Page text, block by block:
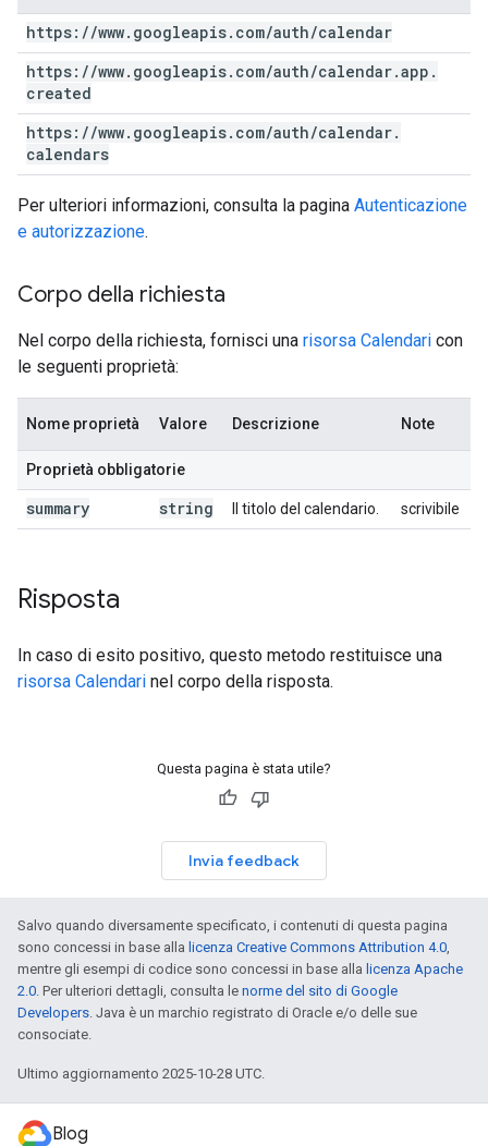
https: //www. googleapis. com/auth/calendar
https: //www. googleapis. com/auth/calendar.app .
created
https: //www. googleapis. com/auth/calendar.
calendars
Per ulteriori informazioni, consulta la pagina Autenticazione
e autorizzazione.
Corpo della richiesta
Nel corpo della richiesta, fornisci una risorsa Calendari con
le seguenti proprietà:
Nome proprietà Valore Descrizione Note
Proprietà obbligatorie
summary string Il titolo del calendario. scrivibile
Risposta
In caso di esito positivo, questo metodo restituisce una
risorsa Calendari nel corpo della risposta.
Questa pagina è stata utile?
Invia feedback
Salvo quando diversamente specificato, i contenuti di questa pagina
sono concessi in base alla licenza Creative Commons Attribution 4.0,
mentre gli esempi di codice sono concessi in base alla licenza Apache
2.0. Per ulteriori dettagli, consulta le norme del sito di Google
Developers. Java è un marchio registrato di Oracle e/o delle sue
consociate.
Ultimo aggiornamento 2025-10-28 UTC.
Blog